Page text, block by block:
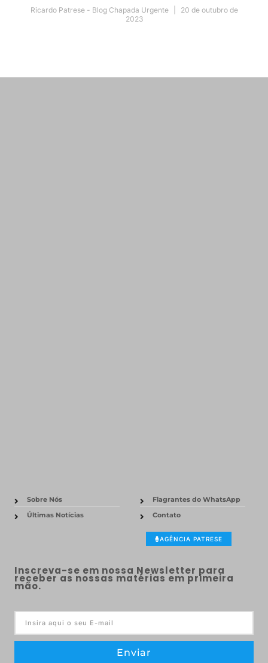
Ricardo Patrese - Blog Chapada Urgente
20 de outubro de
2023
Sobre Nós
Últimas Notícias
Flagrantes do WhatsApp
Contato
AGÊNCIA PATRESE
Inscreva-se em nossa Newsletter para
receber as nossas matérias em primeira
mão.
Enviar